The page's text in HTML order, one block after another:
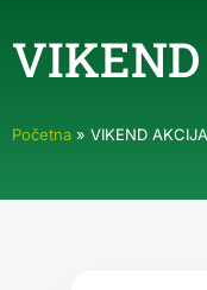
VIKEND
Početna » VIKEND